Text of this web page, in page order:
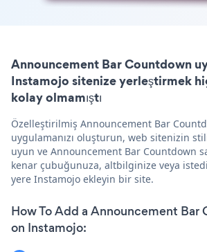
Announcement Bar Countdown
Instamojo sitenize yerleştirmek
kolay olmamıştı
Özelleştirilmiş Announcement Bar
uygulamanızı oluşturun, web sitenizin
uyun ve Announcement Bar Countdown
kenar çubuğunuza, altbilginize veya
yere Instamojo ekleyin bir site.
How To Add a Announcement
on Instamojo: